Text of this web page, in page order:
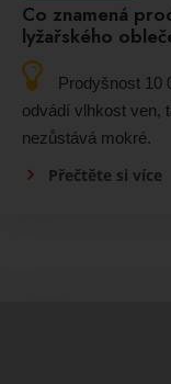
Co znamená
lyžařského
Prodyšnost 10
odvádí vlhkost ven,
nezůstává mokré.
Přečtěte si více